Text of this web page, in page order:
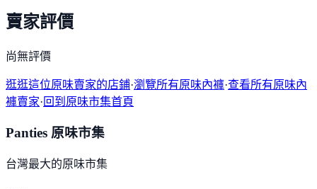
賣家評價
尚無評價
逛逛這位原味賣家的店鋪·瀏覽所有原味內褲·查看所有原味內
褲賣家·回到原味市集首頁
Panties 原味市集
台灣最大的原味市集